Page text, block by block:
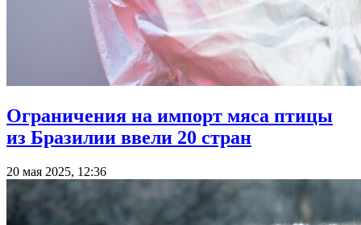
Ограничения на импорт мяса птицы
из Бразилии ввели 20 стран
20 мая 2025, 12:36